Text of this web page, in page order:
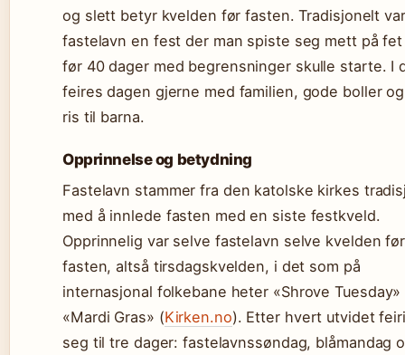
og slett betyr kvelden før fasten. Tradisjonelt var
fastelavn en fest der man spiste seg mett på fet
før 40 dager med begrensninger skulle starte. I
feires dagen gjerne med familien, gode boller
ris til barna.
Opprinnelse og betydning
Fastelavn stammer fra den katolske kirkes
med å innlede fasten med en siste festkveld.
Opprinnelig var selve fastelavn selve kvelden før
fasten, altså tirsdagskvelden, i det som på
internasjonal folkebane heter «Shrove
«Mardi Gras» (Kirken.no). Etter hvert utvidet
seg til tre dager: fastelavnssøndag, blåmandag